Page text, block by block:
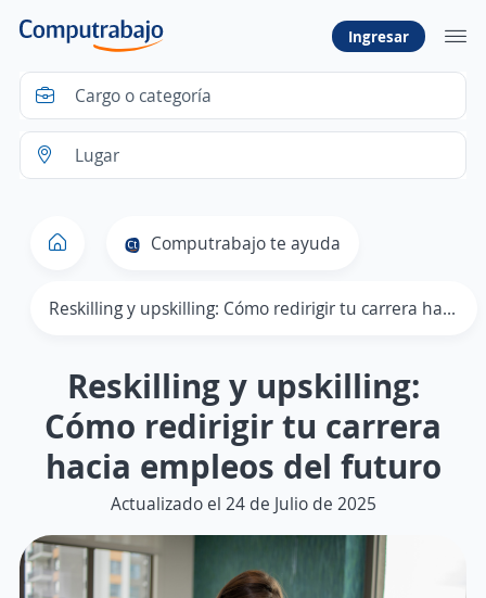
Ingresar
Computrabajo te ayuda
Reskilling y upskilling: Cómo redirigir tu carrera hacia empleos del futuro
Reskilling y upskilling:
Cómo redirigir tu carrera
hacia empleos del futuro
Actualizado el 24 de Julio de 2025